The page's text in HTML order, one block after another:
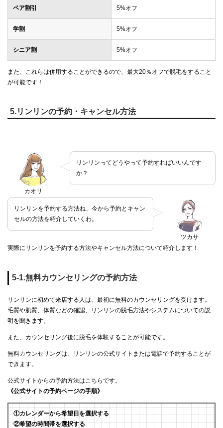
ペア割引 5%オフ
学割 5%オフ
シニア割 5%オフ
また、これらは併用することができるので、最大20％オフで脱毛をすること
が可能です！
5.リンリンの予約・キャンセル方法
カオリ
リンリンってどうやって予約すればいいんです
か？
ツカサ
リンリンを予約する方法ね、今から予約とキャン
セルの方法を紹介していくわ。
実際にリンリンを予約する方法やキャンセル方法について紹介します！
5-1.無料カウンセリングの予約方法
リンリンに初めて来店する人は、最初に無料のカウンセリングを受けます。
毛質や肌質、体質などの確認、リンリンの脱毛方法やシステムについての説
明を聞きます。
また、カウンセリング後に脱毛を体験することが可能です。
無料カウンセリングは、リンリンの公式サイトまたは電話で予約することが
できます。
公式サイトからの予約方法はこちらです。
《公式サイトの予約ページの手順》
①カレンダーから希望日を選択する
②希望の時間帯を選択する